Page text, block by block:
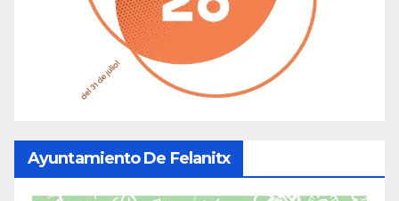
Ayuntamiento De Felanitx